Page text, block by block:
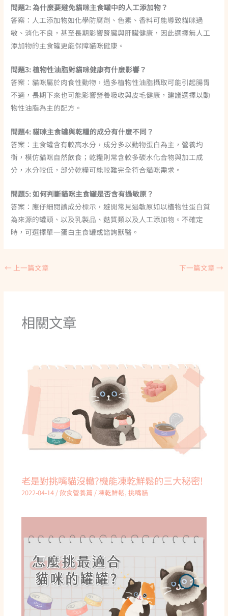
問題2: 為什麼要避免貓咪主食罐中的人工添加物？
答案：人工添加物如化學防腐劑、色素、香料可能導致貓咪過
敏、消化不良，甚至長期影響腎臟與肝臟健康，因此選擇無人工
添加物的主食罐更能保障貓咪健康。
問題3: 植物性油脂對貓咪健康有什麼影響？
答案：貓咪屬於肉食性動物，過多植物性油脂攝取可能引起腸胃
不適，長期下來也可能影響營養吸收與皮毛健康，建議選擇以動
物性油脂為主的配方。
問題4: 貓咪主食罐與乾糧的成分有什麼不同？
答案：主食罐含有較高水分，成分多以動物蛋白為主，營養均
衡，模仿貓咪自然飲食；乾糧則常含較多碳水化合物與加工成
分，水分較低，部分乾糧可能較難完全符合貓咪需求。
問題5: 如何判斷貓咪主食罐是否含有過敏原？
答案：應仔細閱讀成分標示，避開常見過敏原如以植物性蛋白質
為來源的罐頭、以及乳製品、麩質類以及人工添加物。不確定
時，可選擇單一蛋白主食罐或諮詢獸醫。
← 上一篇文章 下一篇文章 →
相關文章
老是對挑嘴貓沒轍?機能凍乾鮮鬆的三大秘密!
2022-04-14 /飲食營養篇 /凍乾鮮鬆, 挑嘴貓